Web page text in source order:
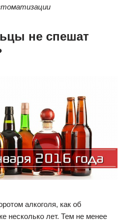
не спешат
алкоголя, как об
несколько лет. Тем не менее